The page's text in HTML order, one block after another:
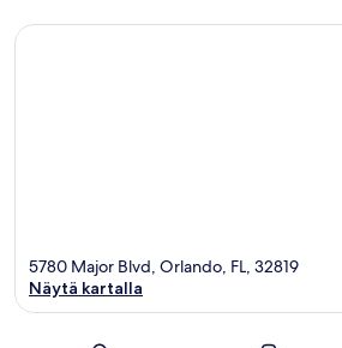
5780 Major Blvd, Orlando, FL, 32819
Näytä kartalla